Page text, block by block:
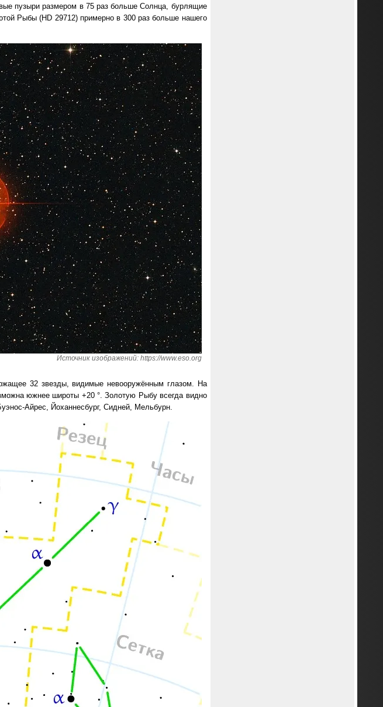
пузыри размером в 75 раз больше Солнца, бурлящие
Рыбы (HD 29712) примерно в 300 раз больше нашего
Источник изображений: https://www.eso.org
32 звезды, видимые невооружённым глазом. На
южнее широты +20 °. Золотую Рыбу всегда видно
Айрес, Йоханнесбург, Сидней, Мельбурн.